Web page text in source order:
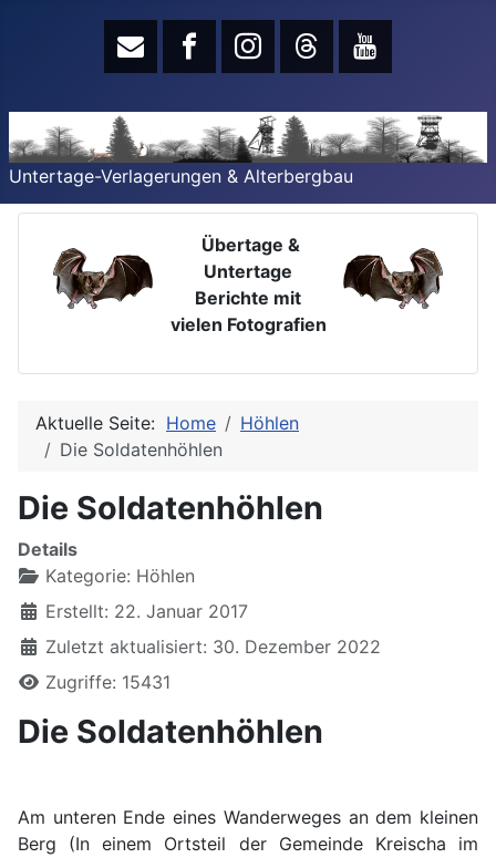
Untertage-Verlagerungen & Alterbergbau
Übertage &
Untertage
Berichte mit
vielen Fotografien
Aktuelle Seite: Home
Höhlen
Die Soldatenhöhlen
Die Soldatenhöhlen
Details
Kategorie: Höhlen
Erstellt: 22. Januar 2017
Zuletzt aktualisiert: 30. Dezember 2022
Zugriffe: 15431
Die Soldatenhöhlen
Am unteren Ende eines Wanderweges an dem kleinen
Berg (In einem Ortsteil der Gemeinde Kreischa im